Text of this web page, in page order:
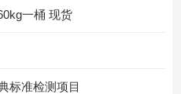
一桶 现货
标准检测项目